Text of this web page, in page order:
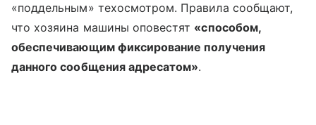
«поддельным» техосмотром. Правила сообщают,
что хозяина машины оповестят «способом,
обеспечивающим фиксирование получения
данного сообщения адресатом».